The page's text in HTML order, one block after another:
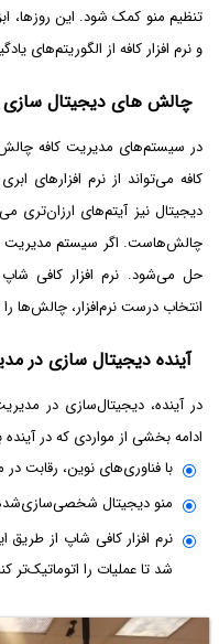
تنظیم منو کمک شود. این روزها،
و نرم افزار کافه از الگوریتم‌های
چالش‌ های دیجیتال‌ سازی
در سیستم‌های مدیریت کافه
کافه می‌تواند از نرم افزارهای
دیجیتال نیز آیتم‌های ارزان‌تری
چالش‌هاست. اگر سیستم مدیریت
حل می‌شود. نرم افزار کافی شاپ
انتخاب درست نرم‌افزار، چالش‌ها
آینده دیجیتال ‌سازی در
در آینده، دیجیتال‌سازی در
ادامه بخشی از مواردی که در
با فناوری‌های نوین، رقابت
منو دیجیتال
نرم افزار کافی شاپ از طریق
شد تا عملیات را اتوماتیک‌تر